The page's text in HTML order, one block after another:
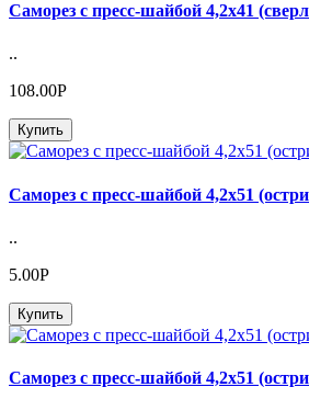
Саморез с пресс-шайбой 4,2х41
..
108.00Р
Купить
Саморез с пресс-шайбой 4,2х51
..
5.00Р
Купить
Саморез с пресс-шайбой 4,2х51